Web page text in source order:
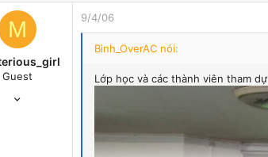
M
Guest
9/4/06
Bình_OverAC nói:
Lớp học và các thành viên tham dự